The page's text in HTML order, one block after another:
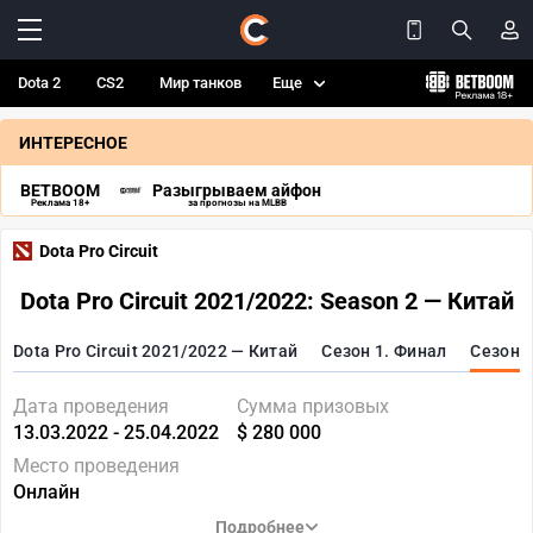
Dota 2 CS2 Мир танков Еще
ИНТЕРЕСНОЕ
BETBOOM
Реклама 18+
Разыгрываем айфон
за прогнозы на MLBB
Dota Pro Circuit
Dota Pro Circuit 2021/2022: Season 2 — Китай
Dota Pro Circuit 2021/2022 — Китай Сезон 1. Финал Сезон 2
Дата проведения
13.03.2022 - 25.04.2022
Сумма призовых
$ 280 000
Место проведения
Онлайн
Подробнее